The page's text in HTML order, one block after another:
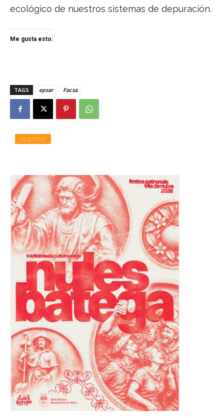
ecológico de nuestros sistemas de depuración.
Me gusta esto:
TAGS epsar Facsa
Imprimir